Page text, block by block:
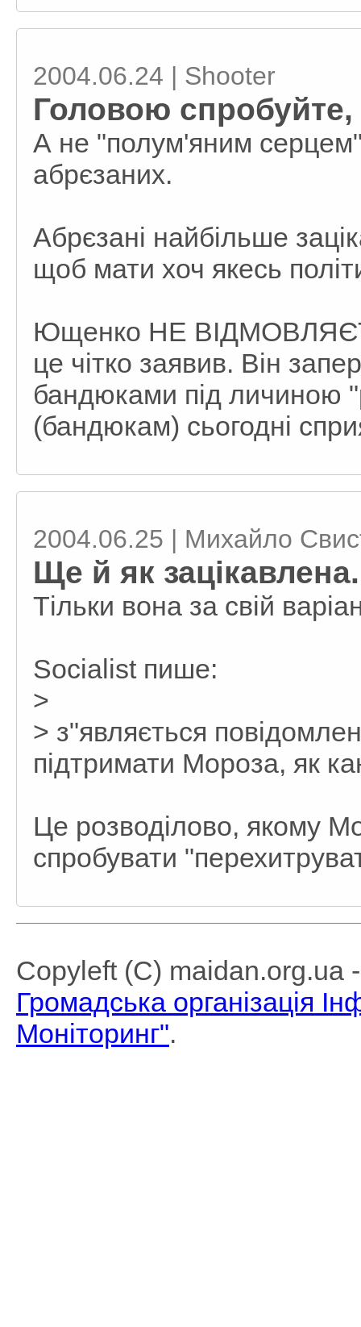
2004.06.24 | Shooter
Головою
А не "полум'яним
абрєзаних.
Абрєзані найбільше
щоб мати хоч якесь
Ющенко НЕ
це чітко заявив. Він
бандюками під личиною
(бандюкам) сьогодні
2004.06.25 | Михайло
Ще й як зацікавлена.
Тільки вона за свій
Socialist пише:
>
> з"являється
підтримати Мороза, як
Це розводілово, якому
спробувати
Copyleft (C) maidan.org.ua
Громадська організація
Моніторинг".